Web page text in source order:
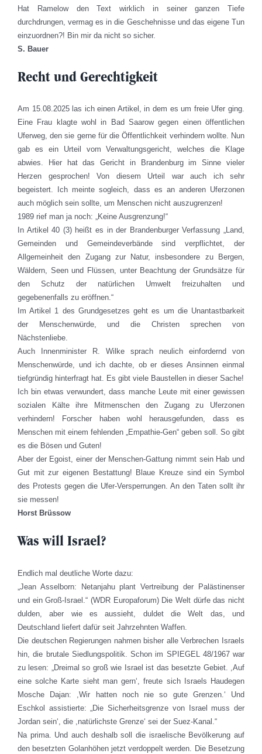
Hat Ramelow den Text wirklich in seiner ganzen Tiefe
durchdrungen, vermag es in die Geschehnisse und das eigene Tun
einzuordnen?! Bin mir da nicht so sicher.
S. Bauer
Recht und Gerechtigkeit
Am 15.08.2025 las ich einen Artikel, in dem es um freie Ufer ging.
Eine Frau klagte wohl in Bad Saarow gegen einen öffentlichen
Uferweg, den sie gerne für die Öffentlichkeit verhindern wollte. Nun
gab es ein Urteil vom Verwaltungsgericht, welches die Klage
abwies. Hier hat das Gericht in Brandenburg im Sinne vieler
Herzen gesprochen! Von diesem Urteil war auch ich sehr
begeistert. Ich meinte sogleich, dass es an anderen Uferzonen
auch möglich sein sollte, um Menschen nicht auszugrenzen!
1989 rief man ja noch: „Keine Ausgrenzung!“
In Artikel 40 (3) heißt es in der Brandenburger Verfassung „Land,
Gemeinden und Gemeindeverbände sind verpflichtet, der
Allgemeinheit den Zugang zur Natur, insbesondere zu Bergen,
Wäldern, Seen und Flüssen, unter Beachtung der Grundsätze für
den Schutz der natürlichen Umwelt freizuhalten und
gegebenenfalls zu eröffnen.“
Im Artikel 1 des Grundgesetzes geht es um die Unantastbarkeit
der Menschenwürde, und die Christen sprechen von
Nächstenliebe.
Auch Innenminister R. Wilke sprach neulich einfordernd von
Menschenwürde, und ich dachte, ob er dieses Ansinnen einmal
tiefgründig hinterfragt hat. Es gibt viele Baustellen in dieser Sache!
Ich bin etwas verwundert, dass manche Leute mit einer gewissen
sozialen Kälte ihre Mitmenschen den Zugang zu Uferzonen
verhindern! Forscher haben wohl herausgefunden, dass es
Menschen mit einem fehlenden „Empathie-Gen“ geben soll. So gibt
es die Bösen und Guten!
Aber der Egoist, einer der Menschen-Gattung nimmt sein Hab und
Gut mit zur eigenen Bestattung! Blaue Kreuze sind ein Symbol
des Protests gegen die Ufer-Versperrungen. An den Taten sollt ihr
sie messen!
Horst Brüssow
Was will Israel?
Endlich mal deutliche Worte dazu:
„Jean Asselborn: Netanjahu plant Vertreibung der Palästinenser
und ein Groß-Israel.“ (WDR Europaforum) Die Welt dürfe das nicht
dulden, aber wie es aussieht, duldet die Welt das, und
Deutschland liefert dafür seit Jahrzehnten Waffen.
Die deutschen Regierungen nahmen bisher alle Verbrechen Israels
hin, die brutale Siedlungspolitik. Schon im SPIEGEL 48/1967 war
zu lesen: „Dreimal so groß wie Israel ist das besetzte Gebiet. ,Auf
eine solche Karte sieht man gern‘, freute sich Israels Haudegen
Mosche Dajan: ,Wir hatten noch nie so gute Grenzen.‘ Und
Eschkol assistierte: „Die Sicherheitsgrenze von Israel muss der
Jordan sein‘, die ,natürlichste Grenze‘ sei der Suez-Kanal.“
Na prima. Und auch deshalb soll die israelische Bevölkerung auf
den besetzten Golanhöhen jetzt verdoppelt werden. Die Besetzung